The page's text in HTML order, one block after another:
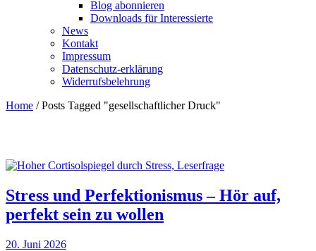
Blog abonnieren
Downloads für Interessierte
News
Kontakt
Impressum
Datenschutz-erklärung
Widerrufsbelehrung
Home /Posts Tagged "gesellschaftlicher Druck"
Stress und Perfektionismus – Hör auf,
perfekt sein zu wollen
20. Juni 2026